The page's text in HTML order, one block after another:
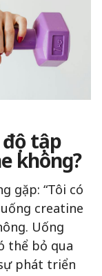
tập
không?
gặp: “Tôi có
creatine
Uống
thể bỏ qua
phát triển